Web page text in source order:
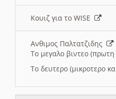
Κουιζ για το WISE
Ανθιμος Παλτατζιδης
Το μεγαλο βιντεο
Το δευτερο (μικροτερο